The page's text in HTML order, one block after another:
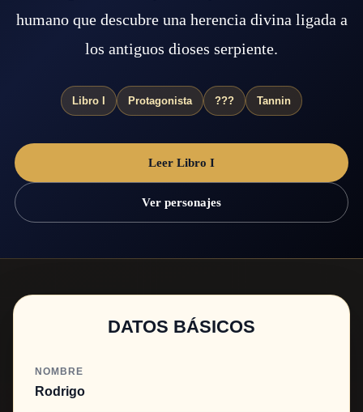
humano que descubre una herencia divina ligada a
los antiguos dioses serpiente.
Libro I Protagonista ??? Tannin
Leer Libro I
Ver personajes
DATOS BÁSICOS
NOMBRE
Rodrigo